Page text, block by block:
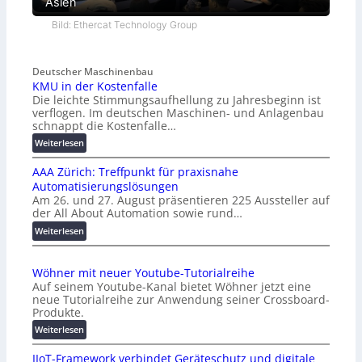
Bild: Ethercat Technology Group
Deutscher Maschinenbau
KMU in der Kostenfalle
Die leichte Stimmungsaufhellung zu Jahresbeginn ist
verflogen. Im deutschen Maschinen- und Anlagenbau
schnappt die Kostenfalle…
Weiterlesen:
K
M
U
i
n
d
e
K
o
s
e
n
AAA Zürich: Treffpunkt für praxisnahe
Automatisierungslösungen
Am 26. und 27. August präsentieren 225 Aussteller auf
der All About Automation sowie rund…
Weiterlesen:
A
A
Z
ü
i
c
Wöhner mit neuer Youtube-Tutorialreihe
Auf seinem Youtube-Kanal bietet Wöhner jetzt eine
neue Tutorialreihe zur Anwendung seiner Crossboard-
Produkte.
Weiterlesen:
W
ö
IIoT-Framework verbindet Geräteschutz und digitale